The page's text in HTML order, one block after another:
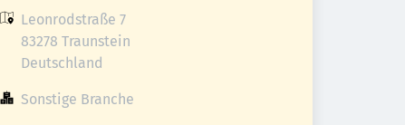
Leonrodstraße 7
83278 Traunstein
Deutschland
Sonstige Branche